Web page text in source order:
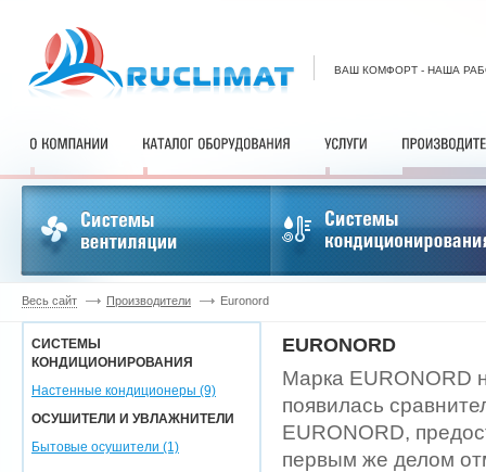
ВАШ КОМФОРТ - НАША
Весь сайт Производители Euronord
СИСТЕМЫ
КОНДИЦИОНИРОВАНИЯ
Настенные кондиционеры (9)
ОСУШИТЕЛИ И УВЛАЖНИТЕЛИ
Бытовые осушители (1)
EURONORD
Марка EURONORD
появилась
EURONORD,
первым же делом